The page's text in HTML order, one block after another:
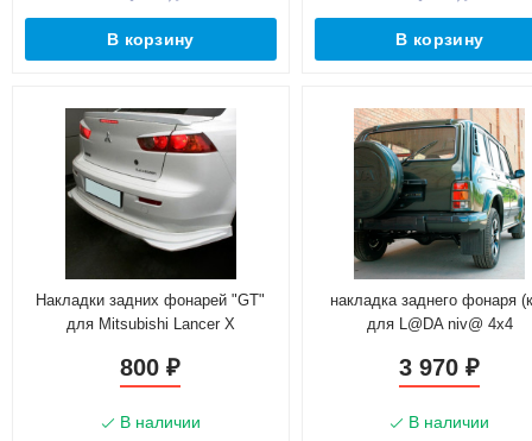
В корзину В корзину
Накладки задних фонарей "GT"
для Mitsubishi Lancer X
800₽
В наличии
накладка заднего фонаря
для L@DA niv@ 4x4
3 970₽
В наличии